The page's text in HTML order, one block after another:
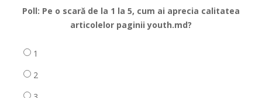
Poll: Pe o scară de la 1 la 5, cum ai aprecia calitatea
articolelor paginii youth.md?
1
2